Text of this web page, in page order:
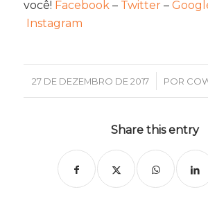
você! Facebook – Twitter–
Instagram
27 DE DEZEMBRO DE 2017
/ POR
Share this entry